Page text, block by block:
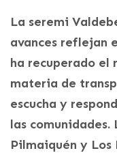
La seremi
avances reflejan
ha recuperado el
materia de
escucha y
las comunidades.
Pilmaiquén y Los